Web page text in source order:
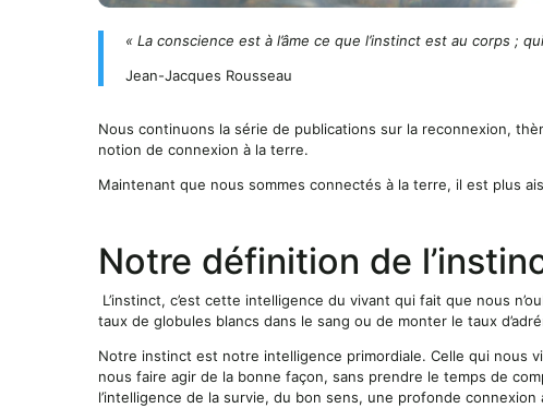
« La conscience est à l’âme ce que l’instinct est au corps ;
Jean-Jacques Rousseau
Nous continuons la série de publications sur la reconnexion,
notion de connexion à la terre.
Maintenant que nous sommes connectés à la terre, il est plus
Notre définition de
L’instinct, c’est cette intelligence du vivant qui fait que nous
taux de globules blancs dans le sang ou de monter le taux
Notre instinct est notre intelligence primordiale. Celle qui
nous faire agir de la bonne façon, sans prendre le temps de
l’intelligence de la survie, du bon sens, une profonde